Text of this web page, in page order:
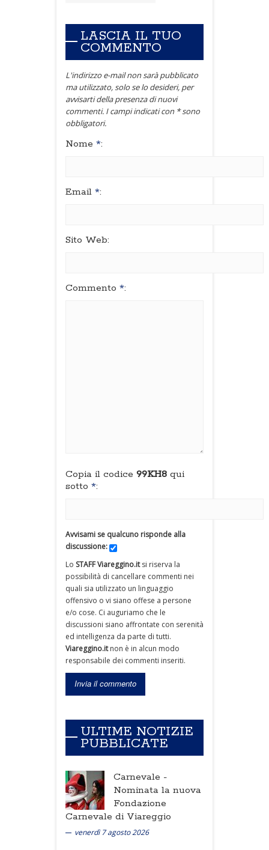
LASCIA IL TUO
COMMENTO
L'indirizzo e-mail non sarà pubblicato
ma utilizzato, solo se lo desideri, per
avvisarti della presenza di nuovi
commenti. I campi indicati con * sono
obbligatori.
Nome *:
Email *:
Sito Web:
Commento *:
Copia il codice 99KH8 qui
sotto *:
Avvisami se qualcuno risponde alla
discussione:
Lo STAFF Viareggino.itsi riserva la
possibilità di cancellare commenti nei
quali sia utilizzato un linguaggio
offensivo o vi siano offese a persone
e/o cose. Ci auguriamo che le
discussioni siano affrontate con serenità
ed intelligenza da parte di tutti.
Viareggino.itnon è in alcun modo
responsabile dei commenti inseriti.
ULTIME NOTIZIE
PUBBLICATE
Carnevale -
Nominata la nuova
Fondazione
Carnevale di Viareggio
venerdì 7 agosto 2026